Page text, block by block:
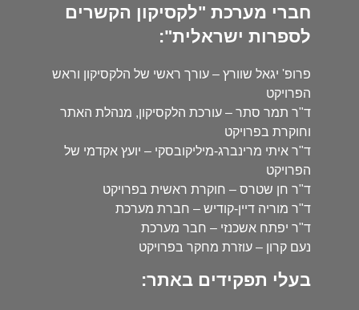
חברי מערכת "לקסיקון הקשרים
לספרות ישראלית":
פרופ' יגאל שוורץ – עורך ראשי של הלקסיקון וראש
הפרויקט
ד"ר תמר סתר – עורכת הלקסיקון, מנהלת האתר
וחוקרת בפרויקט
ד"ר איתי מרינברג-מיליקובסקי – יועץ אקדמי של
הפרויקט
ד"ר חן שטרס – חוקרת ראשית בפרויקט
ד"ר מוריה דיין-קודיש – חברת מערכת
ד"ר יפתח אשכנזי – חבר מערכת
נעם קרון – עוזרת מחקר בפרויקט
בעלי תפקידים באתר: